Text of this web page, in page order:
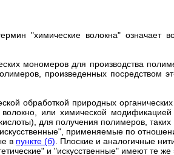
"химические волокна" означает
мономеров для производства
произведенных посредством
обработкой природных
или химической
для получения полимеров,
применяемые по
в пункте (б) . Плоские и аналогичные
и "искусственные" имеют те